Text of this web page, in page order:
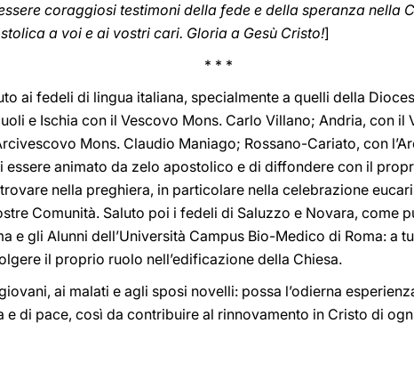
coraggiosi testimoni della fede e della speranza nella
a voi e ai vostri cari. Gloria a Gesù Cristo!]
* * *
ai fedeli di lingua italiana, specialmente a quelli della
e Ischia con il Vescovo Mons. Carlo Villano; Andria, con il
Mons. Claudio Maniago; Rossano-Cariato, con
essere animato da zelo apostolico e di diffondere con il
nella preghiera, in particolare nella celebrazione
Comunità. Saluto poi i fedeli di Saluzzo e Novara, come
e gli Alunni dell’Università Campus Bio-Medico di Roma: a
il proprio ruolo nell’edificazione della Chiesa.
ai malati e agli sposi novelli: possa l’odierna
di pace, così da contribuire al rinnovamento in Cristo di